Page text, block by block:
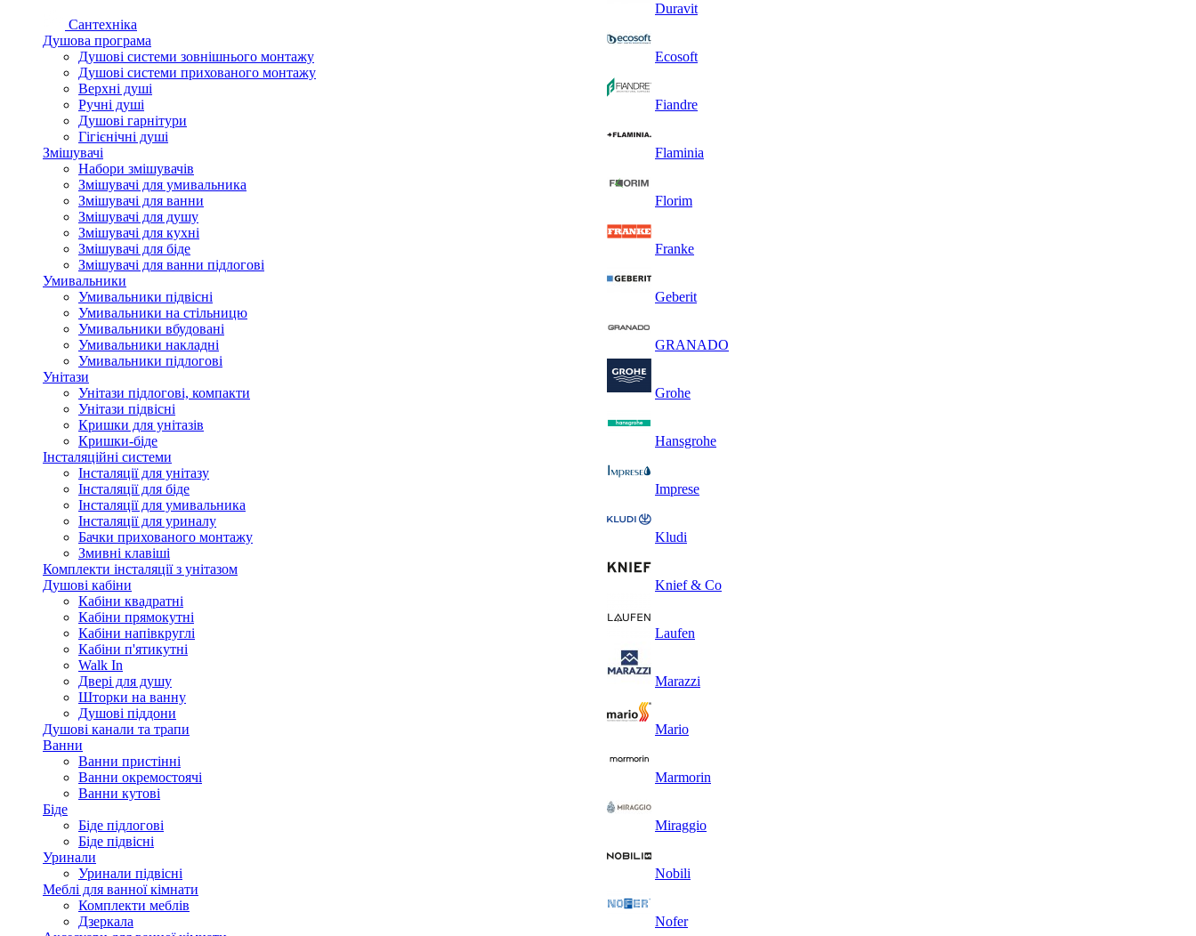
Сантехніка
Душова програма
Душові системи зовнішнього монтажу
Душові системи прихованого монтажу
Верхні душі
Ручні душі
Душові гарнітури
Гігієнічні душі
Змішувачі
Набори змішувачів
Змішувачі для умивальника
Змішувачі для ванни
Змішувачі для душу
Змішувачі для кухні
Змішувачі для біде
Змішувачі для ванни підлогові
Умивальники
Умивальники підвісні
Умивальники на стільницю
Умивальники вбудовані
Умивальники накладні
Умивальники підлогові
Унітази
Унітази підлогові, компакти
Унітази підвісні
Кришки для унітазів
Кришки-біде
Інсталяційні системи
Інсталяції для унітазу
Інсталяції для біде
Інсталяції для умивальника
Інсталяції для уриналу
Бачки прихованого монтажу
Змивні клавіші
Комплекти інсталяції з унітазом
Душові кабіни
Кабіни квадратні
Кабіни прямокутні
Кабіни напівкруглі
Кабіни п'ятикутні
Walk In
Двері для душу
Шторки на ванну
Душові піддони
Душові канали та трапи
Ванни
Ванни пристінні
Ванни окремостоячі
Ванни кутові
Біде
Біде підлогові
Біде підвісні
Уринали
Уринали підвісні
Меблі для ванної кімнати
Комплекти меблів
Дзеркала
Duravit
Ecosoft
Fiandre
Flaminia
Florim
Franke
Geberit
GRANADO
Grohe
Hansgrohe
Imprese
Kludi
Knief & Co
Laufen
Marazzi
Mario
Marmorin
Miraggio
Nobili
Nofer